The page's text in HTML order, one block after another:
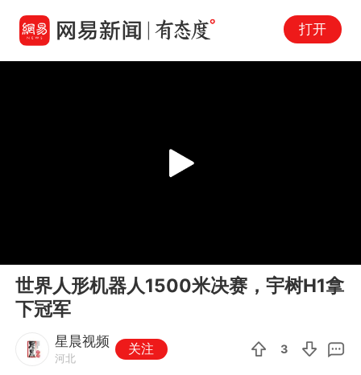
打开
Play
世界人形机器人1500米决赛，宇树H1拿
下冠军
星晨视频
河北
关注 3